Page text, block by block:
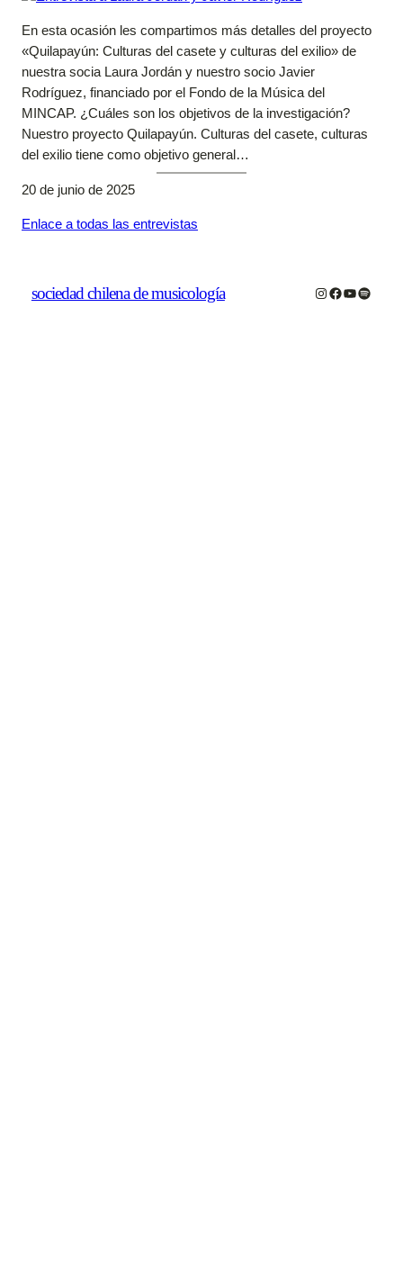
En esta ocasión les compartimos más detalles del proyecto
«Quilapayún: Culturas del casete y culturas del exilio» de
nuestra socia Laura Jordán y nuestro socio Javier
Rodríguez, financiado por el Fondo de la Música del
MINCAP. ¿Cuáles son los objetivos de la investigación?
Nuestro proyecto Quilapayún. Culturas del casete, culturas
del exilio tiene como objetivo general…
20 de junio de 2025
Enlace a todas las entrevistas
sociedad chilena de musicología Instagram
Facebook
YouTube
Spotify